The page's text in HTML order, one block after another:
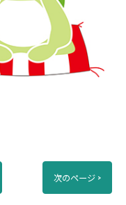
次のページ >